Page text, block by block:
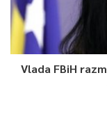
Vlada FBiH